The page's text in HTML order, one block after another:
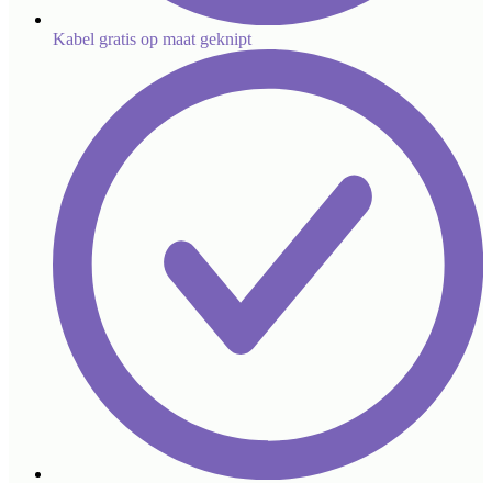
Kabel gratis op maat geknipt